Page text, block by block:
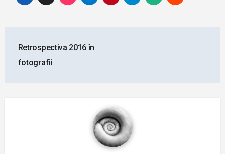
navigation
Retrospectiva 2016 în
fotografii